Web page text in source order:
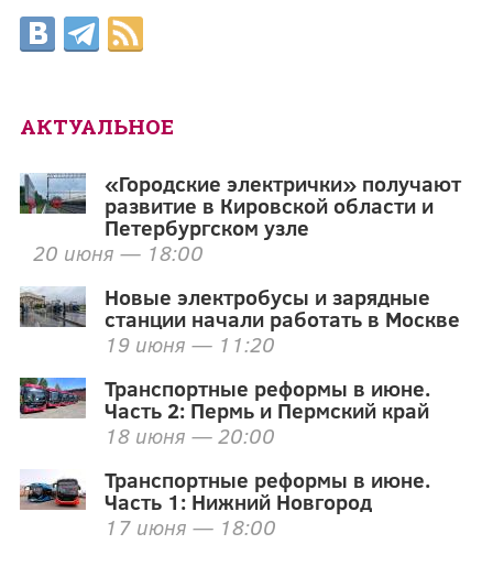
АКТУАЛЬНОЕ
«Городские электрички» получают
развитие в Кировской области и
Петербургском узле
20 июня — 18:00
Новые электробусы и зарядные
станции начали работать в Москве
19 июня — 11:20
Транспортные реформы в июне.
Часть 2: Пермь и Пермский край
18 июня — 20:00
Транспортные реформы в июне.
Часть 1: Нижний Новгород
17 июня — 18:00